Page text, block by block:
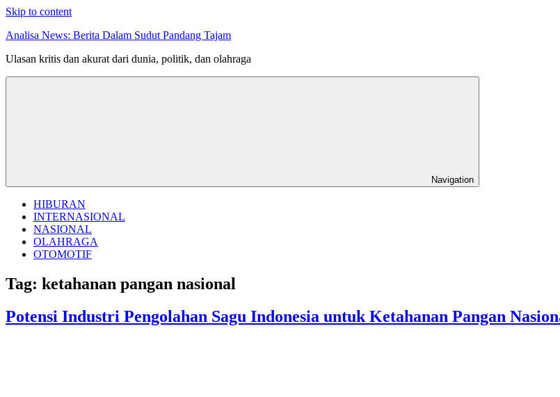
Skip to content
Analisa News: Berita Dalam Sudut Pandang Tajam
Ulasan kritis dan akurat dari dunia, politik, dan olahraga
Navigation
HIBURAN
INTERNASIONAL
NASIONAL
OLAHRAGA
OTOMOTIF
Tag: ketahanan pangan nasional
Potensi Industri Pengolahan Sagu Indonesia untuk Ketahanan Pangan